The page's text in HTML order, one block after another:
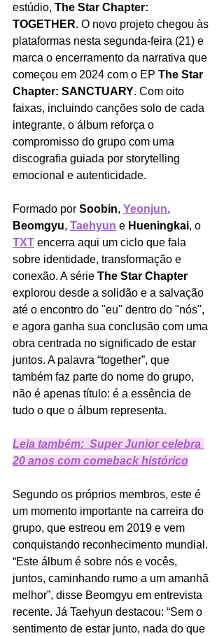
estúdio, The Star Chapter:
TOGETHER. O novo projeto chegou às
plataformas nesta segunda-feira (21) e
marca o encerramento da narrativa que
começou em 2024 com o EP The Star
Chapter: SANCTUARY. Com oito
faixas, incluindo canções solo de cada
integrante, o álbum reforça o
compromisso do grupo com uma
discografia guiada por storytelling
emocional e autenticidade.
Formado por Soobin, Yeonjun,
Beomgyu, Taehyun e Hueningkai, o
TXT encerra aqui um ciclo que fala
sobre identidade, transformação e
conexão. A série The Star Chapter
explorou desde a solidão e a salvação
até o encontro do "eu" dentro do "nós",
e agora ganha sua conclusão com uma
obra centrada no significado de estar
juntos. A palavra “together”, que
também faz parte do nome do grupo,
não é apenas título: é a essência de
tudo o que o álbum representa.
Leia também:  Super Junior celebra
20 anos com comeback histórico
Segundo os próprios membros, este é
um momento importante na carreira do
grupo, que estreou em 2019 e vem
conquistando reconhecimento mundial.
“Este álbum é sobre nós e vocês,
juntos, caminhando rumo a um amanhã
melhor”, disse Beomgyu em entrevista
recente. Já Taehyun destacou: “Sem o
sentimento de estar junto, nada do que